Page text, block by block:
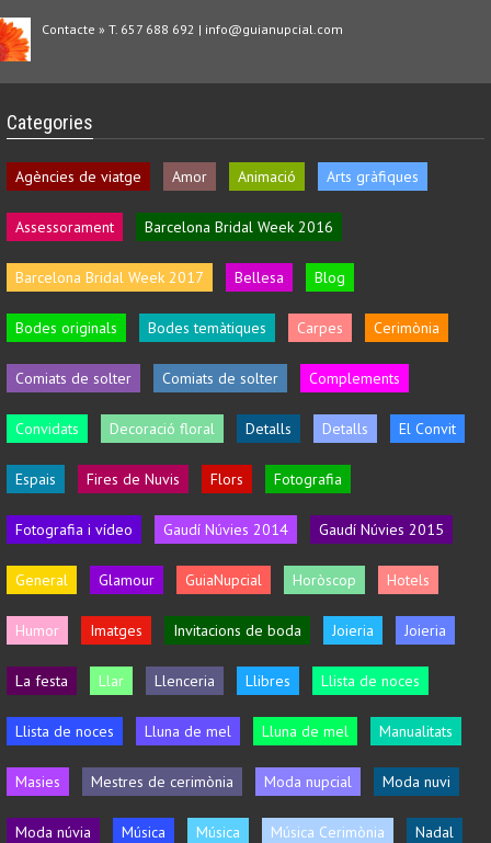
Contacte » T. 657 688 692 | info@guianupcial.com
Categories
Agències de viatge Amor Animació Arts gràfiques
Assessorament Barcelona Bridal Week 2016
Barcelona Bridal Week 2017 Bellesa Blog
Bodes originals Bodes temàtiques Carpes Cerimònia
Comiats de solter Comiats de solter Complements
Convidats Decoració floral Detalls Detalls El Convit
Espais Fires de Nuvis Flors Fotografia
Fotografia i vídeo Gaudí Núvies 2014 Gaudí Núvies 2015
General Glamour GuiaNupcial Horòscop Hotels
Humor Imatges Invitacions de boda Joieria Joieria
La festa Llar Llenceria Llibres Llista de noces
Llista de noces Lluna de mel Lluna de mel Manualitats
Masies Mestres de cerimònia Moda nupcial Moda nuvi
Moda núvia Música Música Música Cerimònia Nadal